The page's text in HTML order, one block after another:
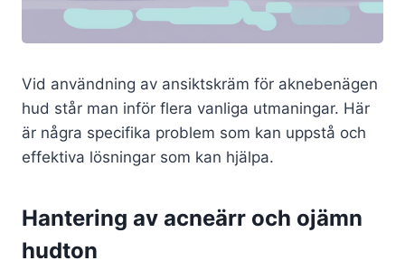
Vid användning av ansiktskräm för aknebenägen
hud står man inför flera vanliga utmaningar. Här
är några specifika problem som kan uppstå och
effektiva lösningar som kan hjälpa.
Hantering av acneärr och ojämn
hudton